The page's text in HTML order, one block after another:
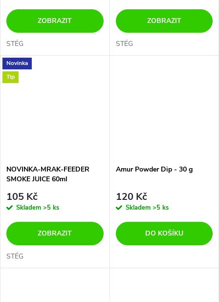
ZOBRAZIT
STÉG
ZOBRAZIT
STÉG
Novinka
Tip
NOVINKA-MRAK-FEEDER
SMOKE JUICE 60ml
105 Kč
Skladem >5 ks
ZOBRAZIT
STÉG
Amur Powder Dip - 30 g
120 Kč
Skladem >5 ks
DO KOŠÍKU